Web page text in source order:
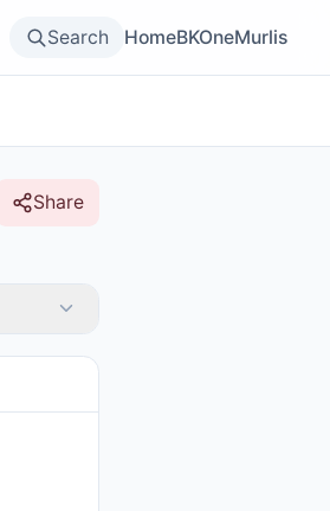
Search HomeBKOneMurlis
Share